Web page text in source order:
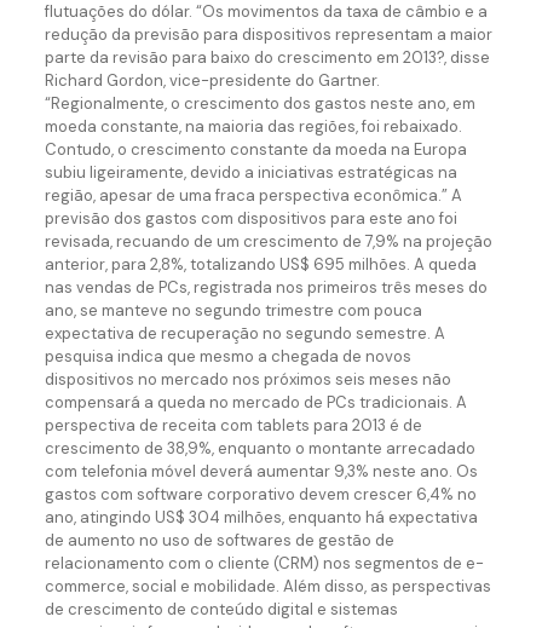
flutuações do dólar. “Os movimentos da taxa de câmbio e a
redução da previsão para dispositivos representam a maior
parte da revisão para baixo do crescimento em 2013?, disse
Richard Gordon, vice-presidente do Gartner.
“Regionalmente, o crescimento dos gastos neste ano, em
moeda constante, na maioria das regiões, foi rebaixado.
Contudo, o crescimento constante da moeda na Europa
subiu ligeiramente, devido a iniciativas estratégicas na
região, apesar de uma fraca perspectiva econômica.” A
previsão dos gastos com dispositivos para este ano foi
revisada, recuando de um crescimento de 7,9% na projeção
anterior, para 2,8%, totalizando US$ 695 milhões. A queda
nas vendas de PCs, registrada nos primeiros três meses do
ano, se manteve no segundo trimestre com pouca
expectativa de recuperação no segundo semestre. A
pesquisa indica que mesmo a chegada de novos
dispositivos no mercado nos próximos seis meses não
compensará a queda no mercado de PCs tradicionais. A
perspectiva de receita com tablets para 2013 é de
crescimento de 38,9%, enquanto o montante arrecadado
com telefonia móvel deverá aumentar 9,3% neste ano. Os
gastos com software corporativo devem crescer 6,4% no
ano, atingindo US$ 304 milhões, enquanto há expectativa
de aumento no uso de softwares de gestão de
relacionamento com o cliente (CRM) nos segmentos de e-
commerce, social e mobilidade. Além disso, as perspectivas
de crescimento de conteúdo digital e sistemas